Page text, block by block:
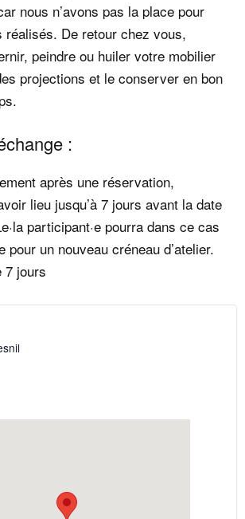
nous n’avons pas la place pour
De retour chez vous,
peindre ou huiler votre mobilier
projections et le conserver en bon
:
après une réservation,
lieu jusqu’à 7 jours avant la date
participant·e pourra dans ce cas
pour un nouveau créneau d’atelier.
7 jours